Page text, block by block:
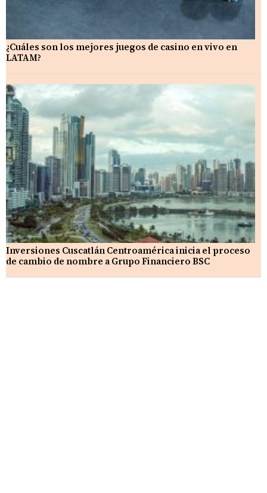
¿Cuáles son los mejores juegos de casino en vivo en
LATAM?
Inversiones Cuscatlán Centroamérica inicia el proceso
de cambio de nombre a Grupo Financiero BSC